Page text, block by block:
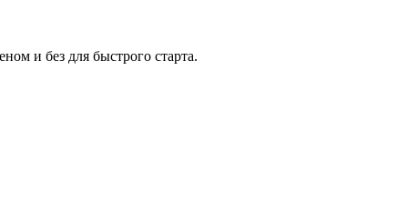
и без для быстрого старта.